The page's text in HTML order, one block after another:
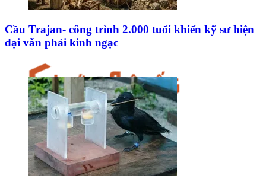
Cầu Trajan- công trình 2.000 tuổi khiến kỹ sư hiện
đại vẫn phải kinh ngạc